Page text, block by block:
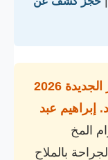
2026
إبراهيم عبد
المخ
بالملاح